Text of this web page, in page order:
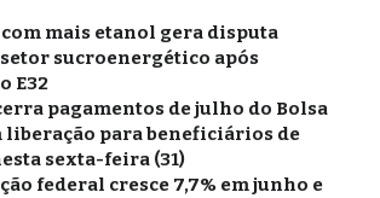
mais etanol gera disputa
setor sucroenergético após
E32
pagamentos de julho do Bolsa
liberação para beneficiários de
sexta-feira (31)
federal cresce 7,7% em junho e